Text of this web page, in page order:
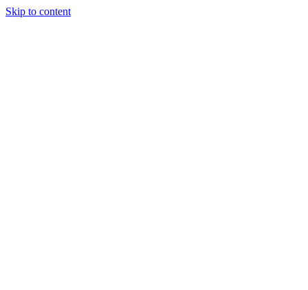
Skip to content